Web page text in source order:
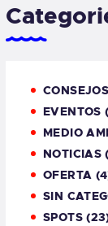
CONSEJOS
EVENTOS
MEDIO
NOTICIAS
OFERTA
SIN
SPOTS